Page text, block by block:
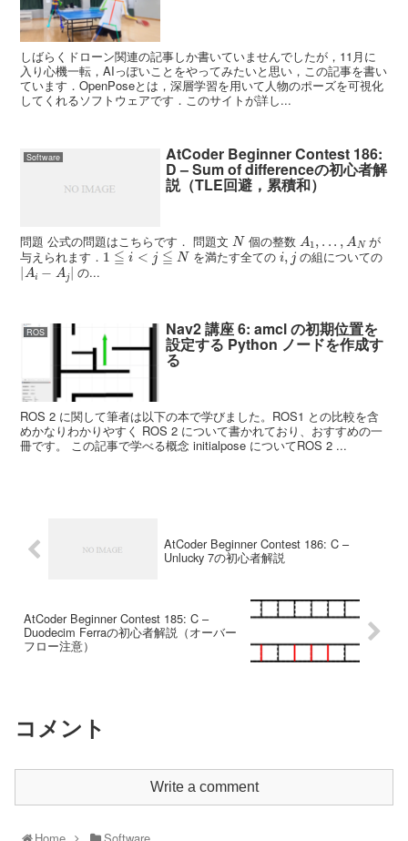
しばらくドローン関連の記事しか書いていませんでしたが，11月に
入り心機一転，AIっぽいことをやってみたいと思い，この記事を書い
ています．OpenPoseとは，深層学習を用いて人物のポーズを可視化
してくれるソフトウェアです．このサイトが詳し...
Software AtCoder Beginner Contest 186:
D – Sum of differenceの初心者解
説（TLE回避，累積和）
問題 公式の問題はこちらです． 問題文 個の整数
が
与えられます．
1≦i<j≦N
を満たす全ての
i,j
の組についての
|Ai−Aj|
の...
ROS Nav2 講座 6: amcl の初期位置を
設定する Python ノードを作成す
る
ROS 2 に関して筆者は以下の本で学びました。ROS1 との比較を含
めかなりわかりやすく ROS 2 について書かれており、おすすめの一
冊です。 この記事で学べる概念 initialpose についてROS 2 ...
AtCoder Beginner Contest 186: C –
Unlucky 7の初心者解説
AtCoder Beginner Contest 185: C –
Duodecim Ferraの初心者解説（オーバー
フロー注意）
コメント
Write a comment
Home Software